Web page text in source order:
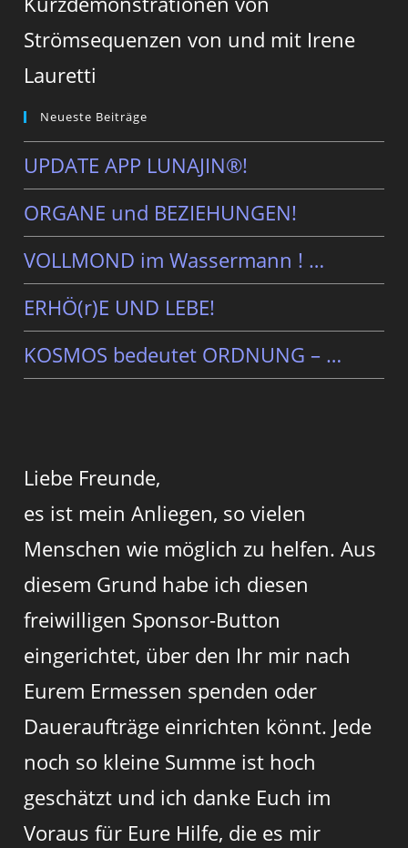
Strömsequenzen von und mit Irene
Lauretti
Neueste Beiträge
UPDATE APP LUNAJIN®!
ORGANE und BEZIEHUNGEN!
VOLLMOND im Wassermann ! …
ERHÖ(r)E UND LEBE!
KOSMOS bedeutet ORDNUNG – …
Liebe Freunde,
es ist mein Anliegen, so vielen
Menschen wie möglich zu helfen. Aus
diesem Grund habe ich diesen
freiwilligen Sponsor-Button
eingerichtet, über den Ihr mir nach
Eurem Ermessen spenden oder
Daueraufträge einrichten könnt. Jede
noch so kleine Summe ist hoch
geschätzt und ich danke Euch im
Voraus für Eure Hilfe, die es mir